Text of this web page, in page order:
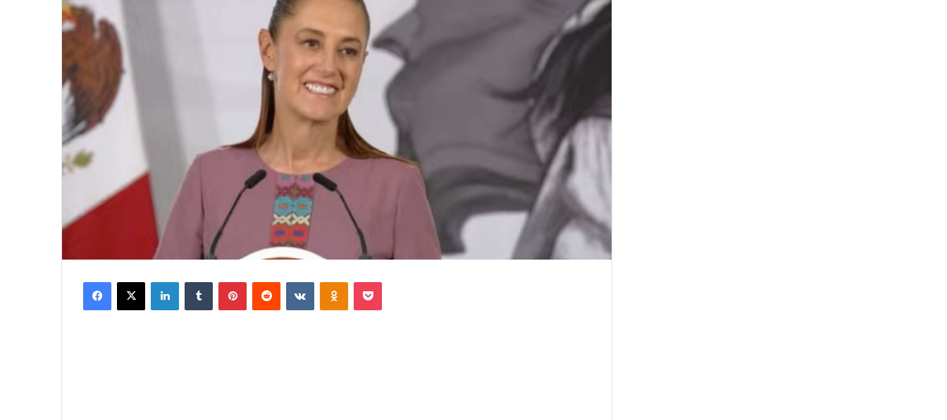
Facebook
X LinkedInTumblr PinterestReddit VKontakteOdnoklassniki
Pocket